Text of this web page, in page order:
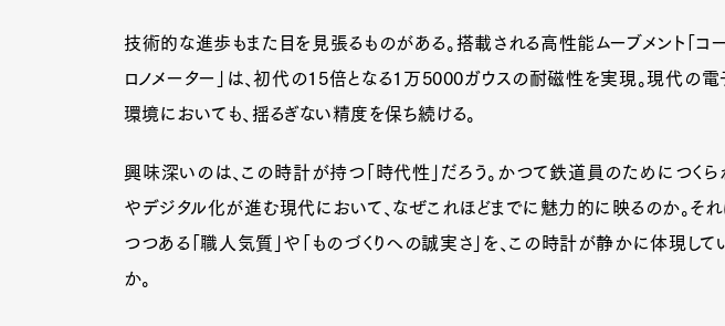
技術的な進歩もまた目を見張るものがある。搭載される高性能ムーブメント「コ
ロノメーター」は、初代の15倍となる1万5000ガウスの耐磁性を実現。現代の
環境においても、揺るぎない精度を保ち続ける。
興味深いのは、この時計が持つ「時代性」だろう。かつて鉄道員のためにつくら
やデジタル化が進む現代において、なぜこれほどまでに魅力的に映るのか。それ
つつある「職人気質」や「ものづくりへの誠実さ」を、この時計が静かに体現し
か。